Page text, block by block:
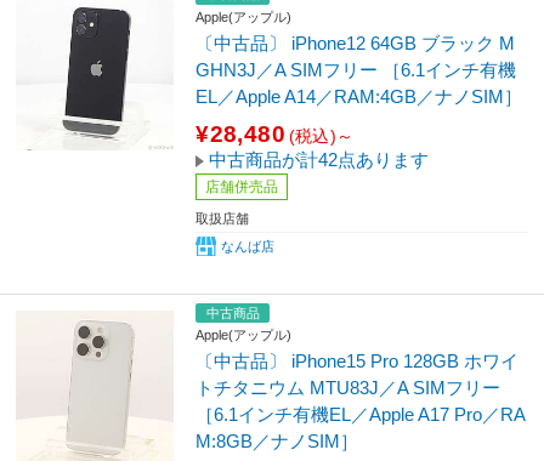
Apple(アップル)
〔中古品〕 iPhone12 64GB ブラック M
GHN3J／A SIMフリー ［6.1インチ有機
EL／Apple A14／RAM:4GB／ナノSIM］
¥28,480 (税込)～
中古商品が計42点あります
店舗併売品
取扱店舗
なんば店
中古商品
Apple(アップル)
〔中古品〕 iPhone15 Pro 128GB ホワイ
トチタニウム MTU83J／A SIMフリー
［6.1インチ有機EL／Apple A17 Pro／RA
M:8GB／ナノSIM］